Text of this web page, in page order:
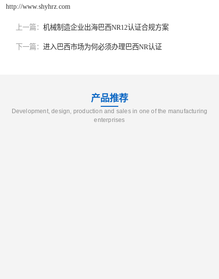
http://www.shyhrz.com
上一篇： 机械制造企业出海巴西NR12认证合规方案
下一篇： 进入巴西市场为何必须办理巴西NR认证
产品推荐
Development, design, production and sales in one of the manufacturing
enterprises